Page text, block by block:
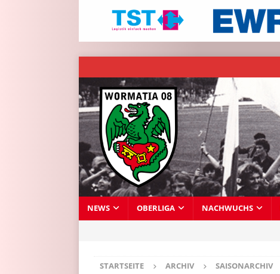
NEWS OBERLIGA NACHWUCHS
STARTSEITE ARCHIV SAISONARCHIV